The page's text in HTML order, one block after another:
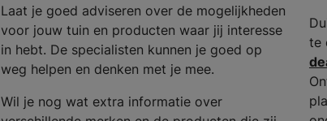
Laat je goed adviseren over de mogelijkheden
voor jouw tuin en producten waar jij interesse
in hebt. De specialisten kunnen je goed op
weg helpen en denken met je mee.
Wil je nog wat extra informatie over
te